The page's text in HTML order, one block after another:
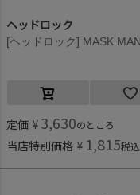
ヘッドロック
定価 ¥ 3,630のところ
当店特別価格 ¥ 1,815税込